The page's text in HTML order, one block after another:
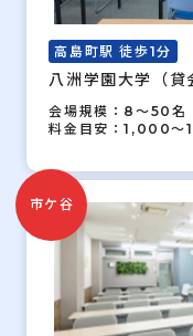
高島町駅 徒歩1分
八洲学園大学（貸
会場規模：8～50名
料金目安：1,000～
市ケ谷